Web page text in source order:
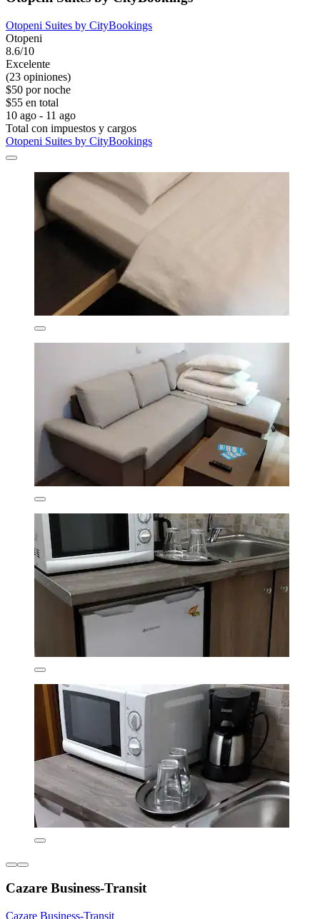
Otopeni Suites by CityBookings
Otopeni
8.6/10
Excelente
(23 opiniones)
$50 por noche
$55 en total
10 ago - 11 ago
Total con impuestos y cargos
Otopeni Suites by CityBookings
Cazare Business-Transit
Cazare Business-Transit